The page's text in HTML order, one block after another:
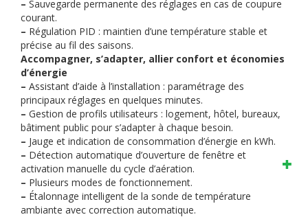
– Sauvegarde permanente des réglages en cas de coupure
courant.
– Régulation PID : maintien d’une température stable et
précise au fil des saisons.
Accompagner, s’adapter, allier confort et économies
d’énergie
– Assistant d’aide à l’installation : paramétrage des
principaux réglages en quelques minutes.
– Gestion de profils utilisateurs : logement, hôtel, bureaux,
bâtiment public pour s’adapter à chaque besoin.
– Jauge et indication de consommation d’énergie en kWh.
– Détection automatique d’ouverture de fenêtre et
activation manuelle du cycle d’aération.
– Plusieurs modes de fonctionnement.
– Étalonnage intelligent de la sonde de température
ambiante avec correction automatique.